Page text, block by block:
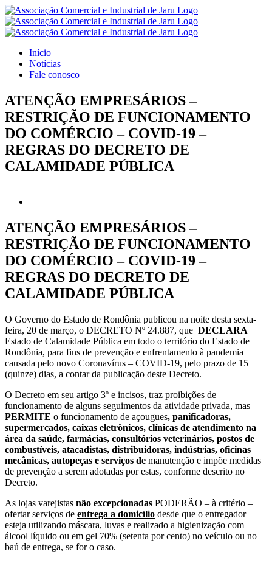
Ir
para
o
Início
Notícias
Fale conosco
ATENÇÃO EMPRESÁRIOS –
RESTRIÇÃO DE FUNCIONAMENTO
DO COMÉRCIO – COVID-19 –
REGRAS DO DECRETO DE
CALAMIDADE PÚBLICA
Image
ATENÇÃO EMPRESÁRIOS –
RESTRIÇÃO DE FUNCIONAMENTO
DO COMÉRCIO – COVID-19 –
REGRAS DO DECRETO DE
CALAMIDADE PÚBLICA
O Governo do Estado de Rondônia publicou na noite desta sexta-
feira, 20 de março, o DECRETO Nº 24.887, que DECLARA
Estado de Calamidade Pública em todo o território do Estado de
Rondônia, para fins de prevenção e enfrentamento à pandemia
causada pelo novo Coronavírus – COVID-19, pelo prazo de 15
(quinze) dias, a contar da publicação deste Decreto.
O Decreto em seu artigo 3º e incisos, traz proibições de
funcionamento de alguns seguimentos da atividade privada, mas
PERMITE o funcionamento de açougues, panificadoras,
supermercados, caixas eletrônicos, clínicas de atendimento na
área da saúde, farmácias, consultórios veterinários, postos de
combustíveis, atacadistas, distribuidoras, indústrias, oficinas
mecânicas, autopeças e serviços de manutenção e impõe medidas
de prevenção a serem adotadas por estas, conforme descrito no
Decreto.
As lojas varejistas não excepcionadas PODERÃO – à critério –
ofertar serviços de entrega a domicílio desde que o entregador
esteja utilizando máscara, luvas e realizado a higienização com
álcool líquido ou em gel 70% (setenta por cento) no veículo ou no
baú de entrega, se for o caso.